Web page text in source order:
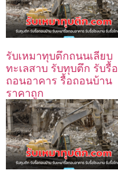
รับเหมาทุบตึกถนนเลียบ
ทะเลสาบ รับทุบตึก รับรื้อ
ถอนอาคาร รื้อถอนบ้าน
ราคาถูก